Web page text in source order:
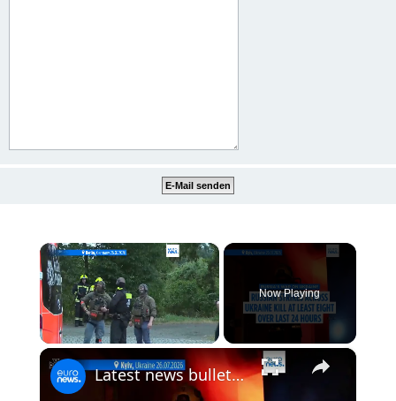
×
Now Playing
×
Latest news bulletin | July 27th, 2026 – Morning